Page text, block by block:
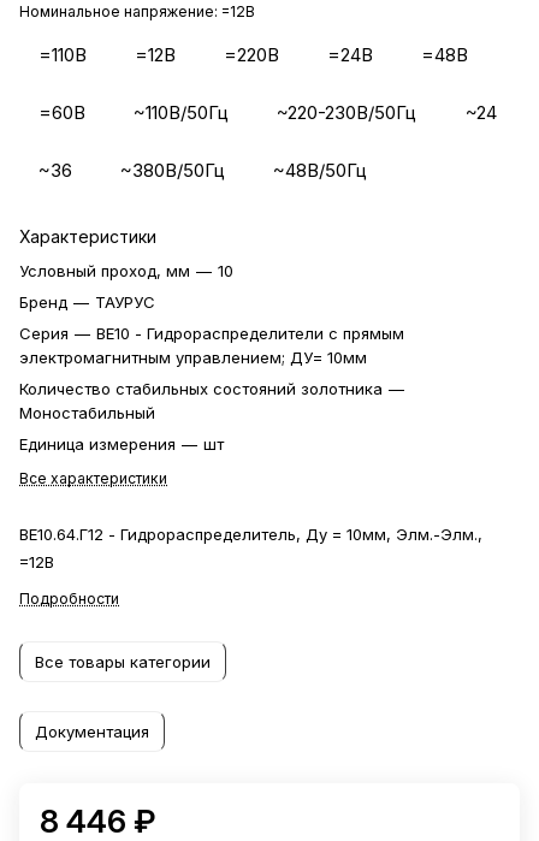
Номинальное напряжение: =12В
=110В =12В =220В =24В =48В
=60В ~110В/50Гц ~220-230В/50Гц ~24
~36 ~380В/50Гц ~48В/50Гц
Характеристики
Условный проход, мм — 10
Бренд — ТАУРУС
Серия — ВЕ10 - Гидрораспределители с прямым
электромагнитным управлением; ДУ= 10мм
Количество стабильных состояний золотника —
Моностабильный
Единица измерения — шт
Все характеристики
ВЕ10.64.Г12 - Гидрораспределитель, Ду = 10мм, Элм.-Элм.,
=12В
Подробности
Все товары категории
Документация
8 446 ₽